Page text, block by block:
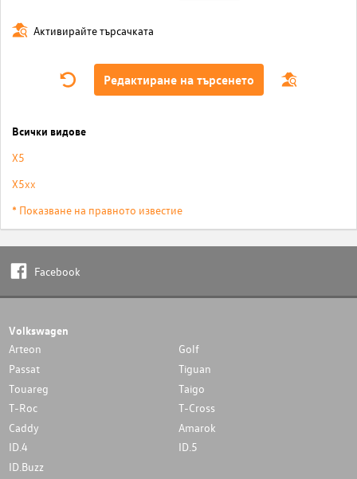
Активирайте търсачката
Редактиране на търсенето
Всички видове
X5
X5xx
* Показване на правното известие
Facebook
Volkswagen
Arteon
Golf
Passat
Tiguan
Touareg
Taigo
T-Roc
T-Cross
Caddy
Amarok
ID.4
ID.5
ID.Buzz